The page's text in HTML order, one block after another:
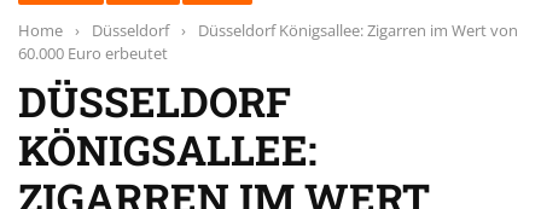
Home › Düsseldorf ›
Düsseldorf Königsallee: Zigarren im Wert von
60.000 Euro erbeutet
DÜSSELDORF
KÖNIGSALLEE:
ZIGARREN IM WERT